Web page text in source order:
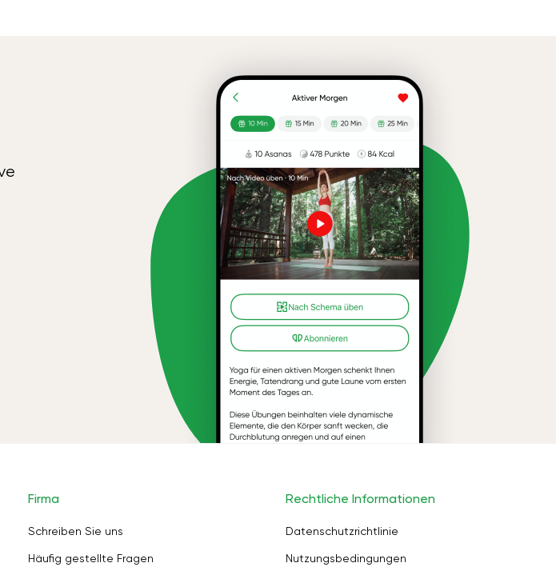
Firma
Schreiben Sie uns
Häufig gestellte Fragen
Rechtliche Informationen
Datenschutzrichtlinie
Nutzungsbedingungen